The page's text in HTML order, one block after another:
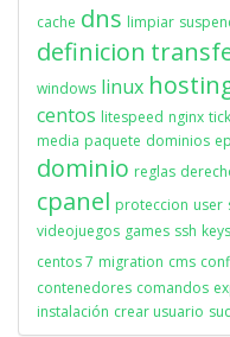
cache dns limpiar
definicion
windows linux
centos litespeed nginx
media paquete dominios
dominio reglas
cpanel proteccion user
videojuegos games ssh keys
centos 7 migration cms
contenedores comandos
instalación crear usuario